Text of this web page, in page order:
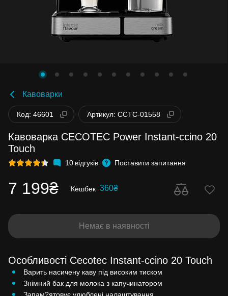
Кавоварки
Код: 46601 Артикул: CCTC-01558
Кавоварка CECOTEC Power Instant-ccino 20
Touch
10 відгуків Поставити запитання
7 199₴ Кешбек 360₴
Немає в наявності
Особливості Cecotec Instant-ccino 20 Touch
Варить насичену каву під високим тиском
Знімний бак для молока з капучинатором